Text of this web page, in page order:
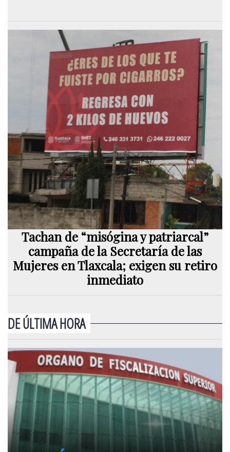
Tachan de “misógina y patriarcal”
campaña de la Secretaría de las
Mujeres en Tlaxcala; exigen su retiro
inmediato
DE ÚLTIMA HORA